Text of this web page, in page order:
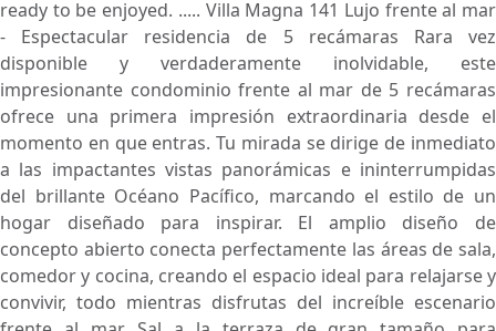
ready to be enjoyed. ..... Villa Magna 141 Lujo frente al mar
- Espectacular residencia de 5 recámaras Rara vez
disponible y verdaderamente inolvidable, este
impresionante condominio frente al mar de 5 recámaras
ofrece una primera impresión extraordinaria desde el
momento en que entras. Tu mirada se dirige de inmediato
a las impactantes vistas panorámicas e ininterrumpidas
del brillante Océano Pacífico, marcando el estilo de un
hogar diseñado para inspirar. El amplio diseño de
concepto abierto conecta perfectamente las áreas de sala,
comedor y cocina, creando el espacio ideal para relajarse y
convivir, todo mientras disfrutas del increíble escenario